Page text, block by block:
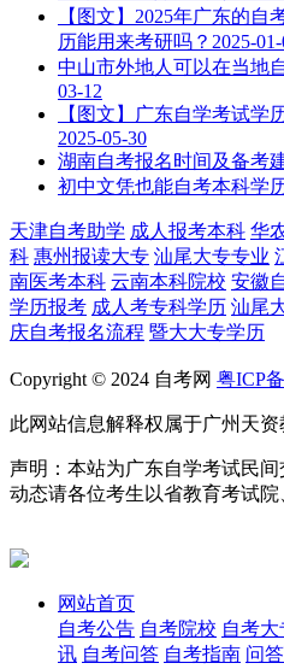
【图文】2025年广东的
历能用来考研吗？ 2025-
中山市外地人可以在当地
03-12
【图文】广东自学考试学
2025-05-30
湖南自考报名时间及备考
初中文凭也能自考本科学
天津自考助学 成人报考本科 华
科 惠州报读大专 汕尾大专专业
南医考本科 云南本科院校 安徽
学历报考 成人考专科学历 汕尾
庆自考报名流程 暨大大专学历
Copyright © 2024 自考网 粤ICP
此网站信息解释权属于广州天资
声明：本站为广东自学考试民
动态请各位考生以省教育考试院
网站首页
自考公告 自考院校 自考大
讯 自考问答 自考指南 问